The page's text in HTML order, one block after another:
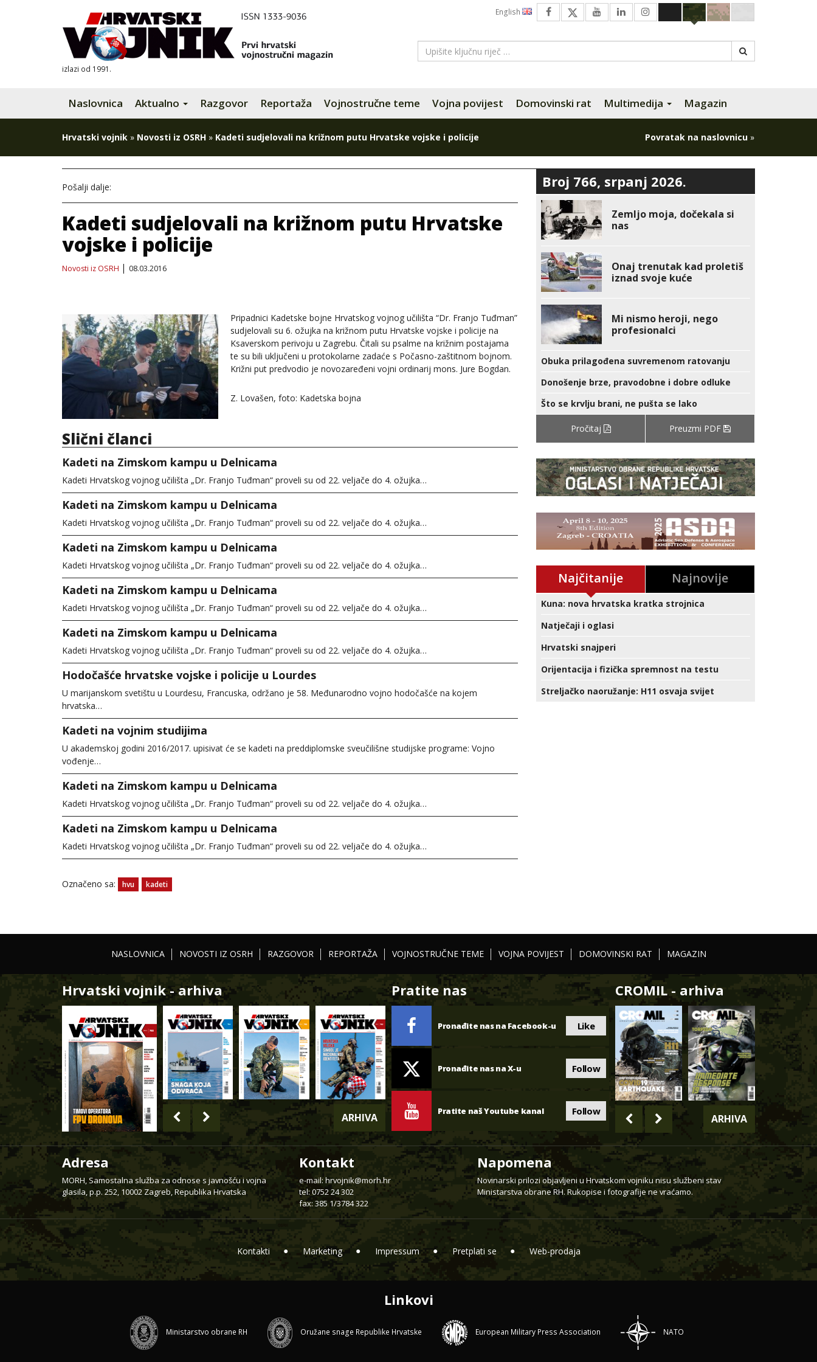
izlazi od 1991.
English
Naslovnica Aktualno Razgovor Reportaža Vojnostručne teme Vojna povijest Domovinski rat Multimedija Magazin
Hrvatski vojnik » Novosti iz OSRH » Kadeti sudjelovali na križnom putu Hrvatske vojske i policije Povratak na naslovnicu »
Pošalji dalje:
Kadeti sudjelovali na križnom putu Hrvatske
vojske i policije
Novosti iz OSRH 08.03.2016
Pripadnici Kadetske bojne Hrvatskog vojnog učilišta “Dr. Franjo Tuđman”
sudjelovali su 6. ožujka na križnom putu Hrvatske vojske i policije na
Ksaverskom perivoju u Zagrebu. Čitali su psalme na križnim postajama
te su bili uključeni u protokolarne zadaće s Počasno-zaštitnom bojnom.
Križni put predvodio je novozaređeni vojni ordinarij mons. Jure Bogdan.
Z. Lovašen, foto: Kadetska bojna
Slični članci
Kadeti na Zimskom kampu u Delnicama
Kadeti Hrvatskog vojnog učilišta „Dr. Franjo Tuđman“ proveli su od 22. veljače do 4. ožujka…
Kadeti na Zimskom kampu u Delnicama
Kadeti Hrvatskog vojnog učilišta „Dr. Franjo Tuđman“ proveli su od 22. veljače do 4. ožujka…
Kadeti na Zimskom kampu u Delnicama
Kadeti Hrvatskog vojnog učilišta „Dr. Franjo Tuđman“ proveli su od 22. veljače do 4. ožujka…
Kadeti na Zimskom kampu u Delnicama
Kadeti Hrvatskog vojnog učilišta „Dr. Franjo Tuđman“ proveli su od 22. veljače do 4. ožujka…
Kadeti na Zimskom kampu u Delnicama
Kadeti Hrvatskog vojnog učilišta „Dr. Franjo Tuđman“ proveli su od 22. veljače do 4. ožujka…
Hodočašće hrvatske vojske i policije u Lourdes
U marijanskom svetištu u Lourdesu, Francuska, održano je 58. Međunarodno vojno hodočašće na kojem
hrvatska…
Kadeti na vojnim studijima
U akademskoj godini 2016/2017. upisivat će se kadeti na preddiplomske sveučilišne studijske programe: Vojno
vođenje…
Kadeti na Zimskom kampu u Delnicama
Kadeti Hrvatskog vojnog učilišta „Dr. Franjo Tuđman“ proveli su od 22. veljače do 4. ožujka…
Kadeti na Zimskom kampu u Delnicama
Kadeti Hrvatskog vojnog učilišta „Dr. Franjo Tuđman“ proveli su od 22. veljače do 4. ožujka…
Označeno sa: hvu kadeti
Broj 766, srpanj 2026.
Zemljo moja, dočekala si
nas
Onaj trenutak kad proletiš
iznad svoje kuće
Mi nismo heroji, nego
profesionalci
Obuka prilagođena suvremenom ratovanju
Donošenje brze, pravodobne i dobre odluke
Što se krvlju brani, ne pušta se lako
Pročitaj Preuzmi PDF
Najčitanije Najnovije
Kuna: nova hrvatska kratka strojnica
Natječaji i oglasi
Hrvatski snajperi
Orijentacija i fizička spremnost na testu
Streljačko naoružanje: H11 osvaja svijet
NASLOVNICA NOVOSTI IZ OSRH RAZGOVOR REPORTAŽA VOJNOSTRUČNE TEME VOJNA POVIJEST DOMOVINSKI RAT MAGAZIN
Hrvatski vojnik - arhiva
ARHIVA
Pratite nas
Pronađite nas na Facebook-u Like
Pronađite nas na X-u Follow
Pratite naš Youtube kanal Follow
CROMIL - arhiva
ARHIVA
Adresa
MORH, Samostalna služba za odnose s javnošću i vojna
glasila, p.p. 252, 10002 Zagreb, Republika Hrvatska
Kontakt
e-mail: hrvojnik@morh.hr
tel: 0752 24 302
fax: 385 1/3784 322
Napomena
Novinarski prilozi objavljeni u Hrvatskom vojniku nisu službeni stav
Ministarstva obrane RH. Rukopise i fotografije ne vraćamo.
Kontakti Marketing Impressum Pretplati se Web-prodaja
Linkovi
Ministarstvo obrane RH Oružane snage Republike Hrvatske European Military Press Association NATO